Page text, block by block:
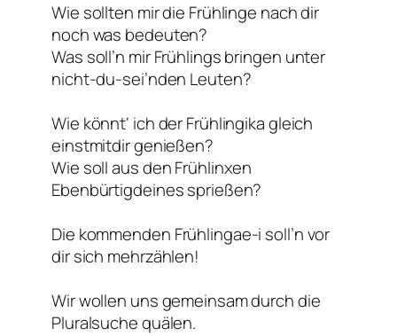
Wie sollten mir die Frühlinge nach dir
noch was bedeuten?
Was soll’n mir Frühlings bringen unter
nicht-du-sei’nden Leuten?
Wie könnt‘ ich der Frühlingika gleich
einstmitdir genießen?
Wie soll aus den Frühlinxen
Ebenbürtigdeines sprießen?
Die kommenden Frühlingae-i soll’n vor
dir sich mehrzählen!
Wir wollen uns gemeinsam durch die
Pluralsuche quälen.